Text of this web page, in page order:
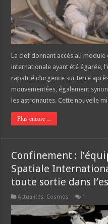
La clef donnant accès au
internationale ayant été égarée,
rapatrié d’urgence sur terre
mouvementées, également
les astronautes. Cette nouvelle
Plus encore ...
Confinement :
Spatiale
toute sortie dans
Actualités, Cosmos 1